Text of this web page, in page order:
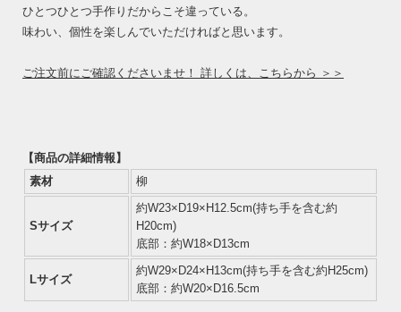
ひとつひとつ手作りだからこそ違っている。
味わい、個性を楽しんでいただければと思います。
ご注文前にご確認くださいませ！ 詳しくは、こちらから ＞＞
【商品の詳細情報】
素材
柳
Sサイズ
約W23×D19×H12.5cm(持ち手を含む約
H20cm)
底部：約W18×D13cm
Lサイズ
約W29×D24×H13cm(持ち手を含む約H25cm)
底部：約W20×D16.5cm